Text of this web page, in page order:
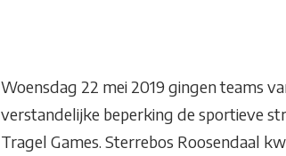
Woensdag 22 mei 2019 gingen teams
verstandelijke beperking de sportieve
Tragel Games. Sterrebos Roosendaal